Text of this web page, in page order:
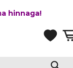
hinnaga!